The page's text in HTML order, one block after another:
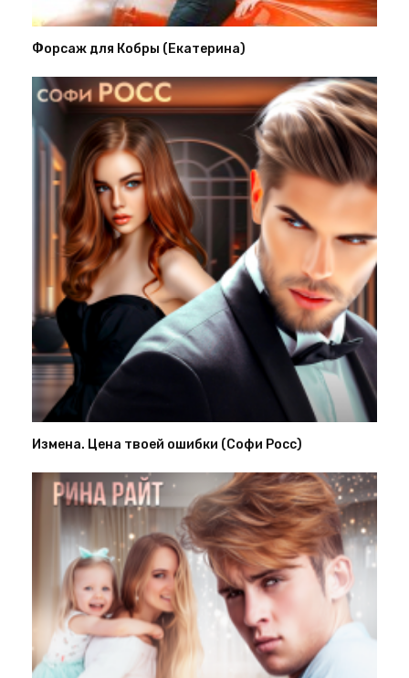
Форсаж для Кобры (Екатерина)
Измена. Цена твоей ошибки (Софи Росс)